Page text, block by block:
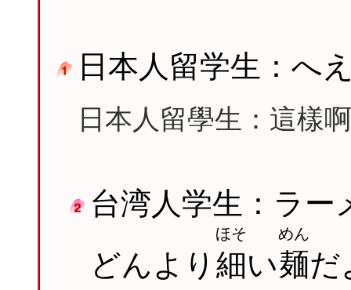
日本人留学生：へ
日本人留學生：這樣
台湾人学生：ラー
どんより 細
ほそ
い麺
めん
だ